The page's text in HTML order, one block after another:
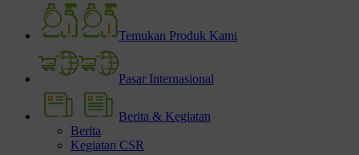
Temukan Produk Kami
Pasar Internasional
Berita & Kegiatan
Berita
Kegiatan CSR